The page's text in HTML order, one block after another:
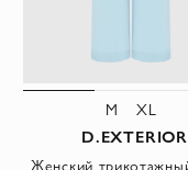
M XL
D.EXTERIOR